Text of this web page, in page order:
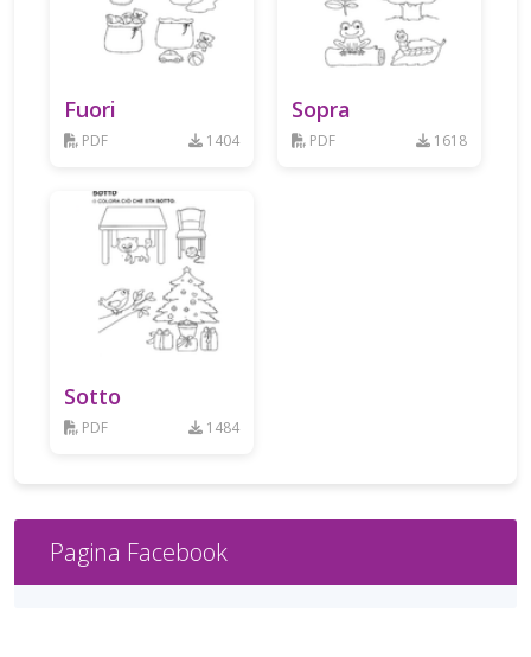
Fuori
PDF 1404
Sopra
PDF 1618
Sotto
PDF 1484
Pagina Facebook